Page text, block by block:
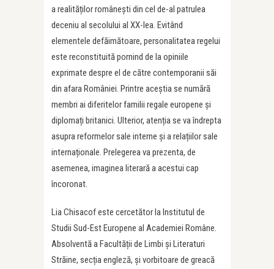
a realităților românești din cel de-al patrulea
deceniu al secolului al XX-lea. Evitând
elementele defăimătoare, personalitatea regelui
este reconstituită pornind de la opiniile
exprimate despre el de către contemporanii săi
din afara României. Printre aceștia se numără
membri ai diferitelor familii regale europene și
diplomați britanici. Ulterior, atenția se va îndrepta
asupra reformelor sale interne și a relațiilor sale
internaționale. Prelegerea va prezenta, de
asemenea, imaginea literară a acestui cap
încoronat.
Lia Chisacof este cercetător la Institutul de
Studii Sud-Est Europene al Academiei Române.
Absolventă a Facultății de Limbi și Literaturi
Străine, secția engleză, și vorbitoare de greacă